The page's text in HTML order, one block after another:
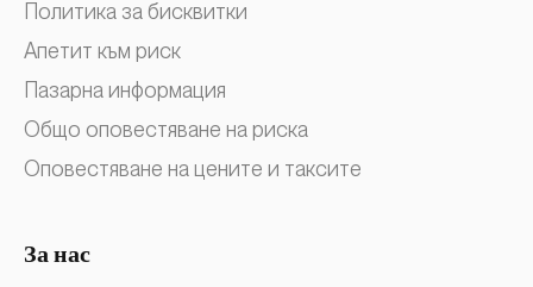
Политика за бисквитки
Апетит към риск
Пазарна информация
Общо оповестяване на риска
Оповестяване на цените и таксите
За нас